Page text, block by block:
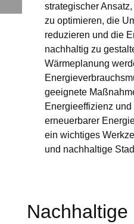
strategischer
zu optimieren, die
reduzieren und die
nachhaltig zu
Wärmeplanung
geeignete
Energieeffizienz
erneuerbarer
ein wichtiges
und nachhaltige
Nachhaltige